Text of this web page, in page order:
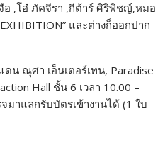
,โอ๋ ภัคจีรา ,กีต้าร์ ศิริพิชญ์,หมอ
และต่างก็ออกปาก
ดน ณุศา เอ็นเตอร์เทน, Paradise
Hall ชั้น 6 เวลา 10.00 –
มาแลกรับบัตรเข้างานได้ (1 ใบ